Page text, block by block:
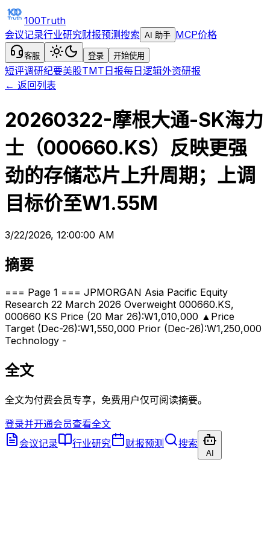
100Truth
会议记录行业研究财报预测搜索 AI 助手 MCP价格
客服 登录 开始使用
短评调研纪要美股TMT日报每日逻辑外资研报
← 返回列表
20260322-摩根大通-SK海力
士（000660.KS）反映更强
劲的存储芯片上升周期；上调
目标价至W1.55M
3/22/2026, 12:00:00 AM
摘要
=== Page 1 === JPMORGAN Asia Pacific Equity
Research 22 March 2026 Overweight 000660.KS,
000660 KS Price (20 Mar 26):W1,010,000 ▲Price
Target (Dec-26):W1,550,000 Prior (Dec-26):W1,250,000
Technology -
全文
全文为付费会员专享，免费用户仅可阅读摘要。
登录并开通会员查看全文
会议记录
行业研究 财报预测 搜索
AI